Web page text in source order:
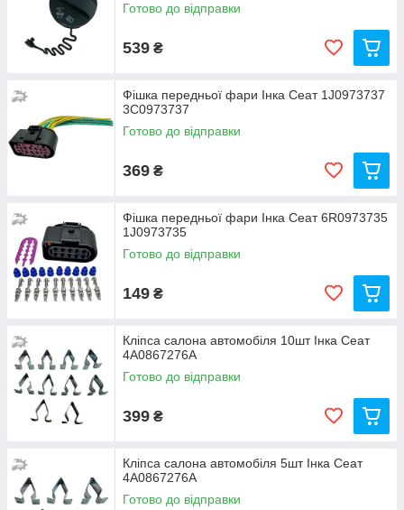
Готово до відправки
539 ₴
Фішка передньої фари Інка Сеат 1J0973737
3C0973737
Готово до відправки
369 ₴
Фішка передньої фари Інка Сеат 6R0973735
1J0973735
Готово до відправки
149 ₴
Кліпса салона автомобіля 10шт Інка Сеат
4A0867276A
Готово до відправки
399 ₴
Кліпса салона автомобіля 5шт Інка Сеат
4A0867276A
Готово до відправки